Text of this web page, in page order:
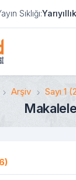
Sıklığı:Yarıyıllık
Arşiv Sayı 1